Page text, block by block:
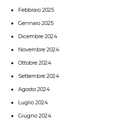
Febbraio 2025
Gennaio 2025
Dicembre 2024
Novembre 2024
Ottobre 2024
Settembre 2024
Agosto 2024
Luglio 2024
Giugno 2024